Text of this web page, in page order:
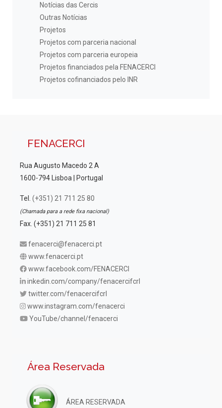
Notícias das Cercis
Outras Notícias
Projetos
Projetos com parceria nacional
Projetos com parceria europeia
Projetos financiados pela FENACERCI
Projetos cofinanciados pelo INR
FENACERCI
Rua Augusto Macedo 2 A
1600-794 Lisboa | Portugal
Tel. (+351) 21 711 25 80
(Chamada para a rede fixa nacional)
Fax. (+351) 21 711 25 81
fenacerci@fenacerci.pt
www.fenacerci.pt
www.facebook.com/FENACERCI
inkedin.com/company/fenacercifcrl
twitter.com/fenacercifcrl
www.instagram.com/fenacerci
YouTube/channel/fenacerci
Área Reservada
ÁREA RESERVADA